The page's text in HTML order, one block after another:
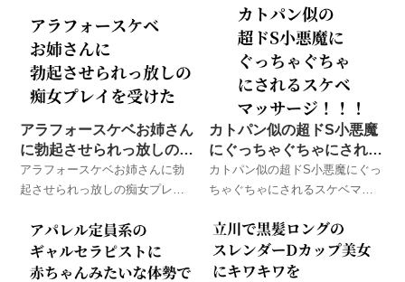
たメンズエステでのハプニング
体験談！
テでのハプニング体験談！
アラフォースケベお姉さん
に勃起させられっ放しの痴
女プレイを受けた
アラフォースケベお姉さんに勃
起させられっ放しの痴女プレイ
に体験したメンズエステでのハ
プニング体験談！
カトパン似の超ドS小悪魔
にぐっちゃぐちゃにされる
スケベマッサージ！！！
カトパン似の超ドS小悪魔にぐっ
ちゃぐちゃにされるスケベマッ
が実際に体験したメンズエステ
でのハプニング体験談！